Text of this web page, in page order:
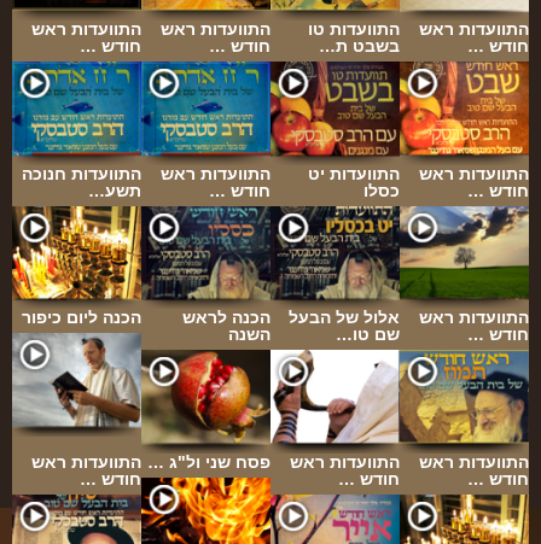
התוועדות ראש
חודש …
התוועדות ראש
חודש …
התוועדות טו
בשבט ת…
התוועדות ראש
חודש …
התוועדות חנוכה
תשע…
התוועדות ראש
חודש …
התוועדות יט
כסלו
התוועדות ראש
חודש …
הכנה ליום כיפור
הכנה לראש
השנה
אלול של הבעל
שם טו…
התוועדות ראש
חודש …
התוועדות ראש
חודש …
פסח שני ול"ג …
התוועדות ראש
חודש …
התוועדות ראש
חודש …